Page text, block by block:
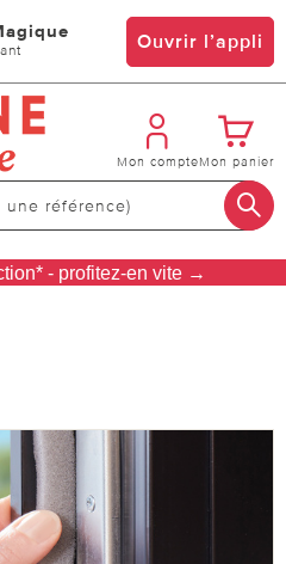
Ouvrir l’appli
Mon compteMon panier
- profitez-en vite →